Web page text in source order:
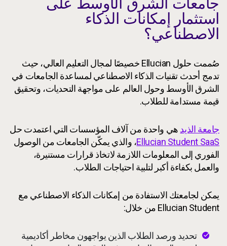
استثمار إمكانات الذكاء
الاصطناعي؟
صُممت حلول Ellucian خصيصًا لمجال التعليم العالي، حيث
تدمج أحدث تقنيات الذكاء الاصطناعي لمساعدة الجامعات في
الشرق الأوسط وحول العالم على مواجهة التحديات، وتحقيق
قيمة مستدامة للطلاب.
جامعة الذيدهي واحدة من آلاف المؤسسات التي اعتمدت حل
Ellucian Student SaaS، والذي يمكّن الجامعات من الوصول
الفوري إلى المعلومات اللازمة لاتخاذ قرارات مستنيرة،
والعمل بكفاءة أكبر لتلبية احتياجات الطلاب.
يمكن لجامعتك الاستفادة من إمكانات الذكاء الاصطناعي مع
Ellucian Student من خلال:
تحديد ورصد الطلاب الذين يواجهون مخاطر أكاديمية